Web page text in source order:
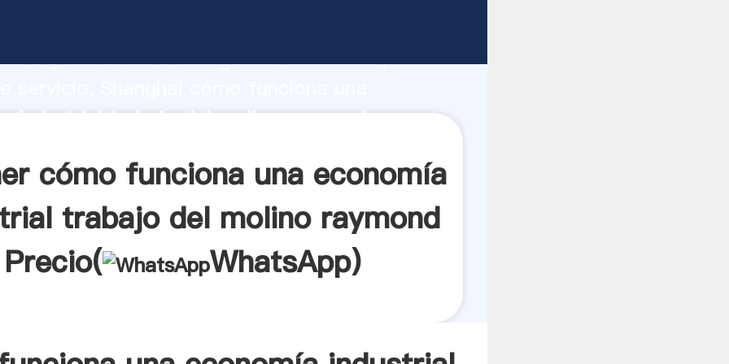
fuerza de investigación avanzada y
industrial trabajo del molino raymond
cómo funciona una economía
trabajo del molino raymond
Precio(
WhatsApp)